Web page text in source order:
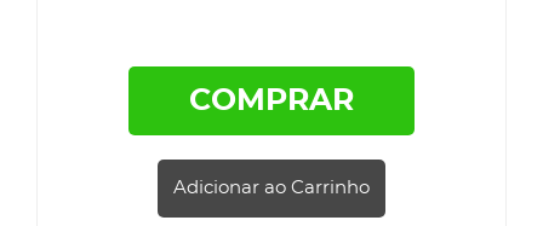
COMPRAR
Adicionar ao Carrinho